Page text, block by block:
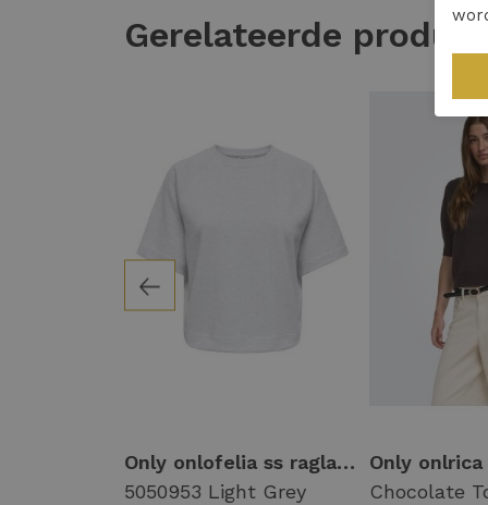
Gerelateerde
Only onlofelia ss raglan ub cc swt 15377588 Trui korte mouw 5050953 light grey melange
5050953 Light Grey
Chocolate